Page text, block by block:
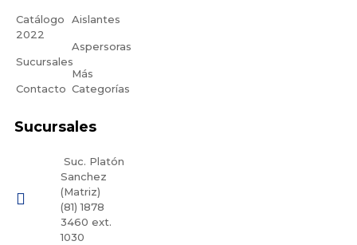
Catálogo
2022
Sucursales
Contacto
Aislantes
Aspersoras
Más
Categorías
Sucursales
Suc. Platón
Sanchez
(Matriz)
(81) 1878
3460 ext.
1030